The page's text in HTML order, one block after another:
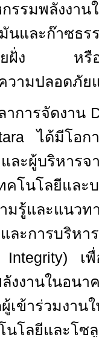
รรมพลังงา
ำมันและก๊
ยฝั่ง หรือโ
วามปลอดภัย
าการจัดงาน
ได้มีโอก
ะผู้บริหารจ
คโนโลยีแล
มรู้และแนว
ละการบริห
Integrity) เ
งงานในอน
ผู้เข้าร่วมง
นโลยีและโซ